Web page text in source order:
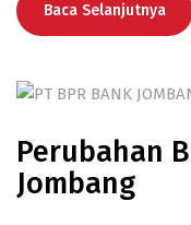
Baca Selanjutnya
Perubahan
Jombang